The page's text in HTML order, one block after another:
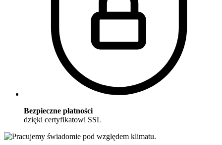
Bezpieczne płatności
dzięki certyfikatowi SSL